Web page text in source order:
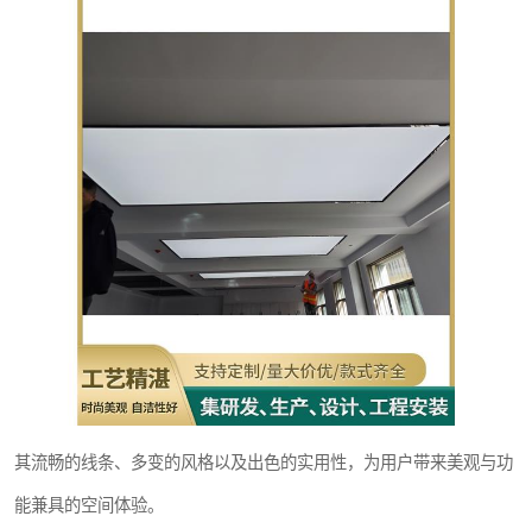
其流畅的线条、多变的风格以及出色的实用性，为用户带来美观与功
能兼具的空间体验。